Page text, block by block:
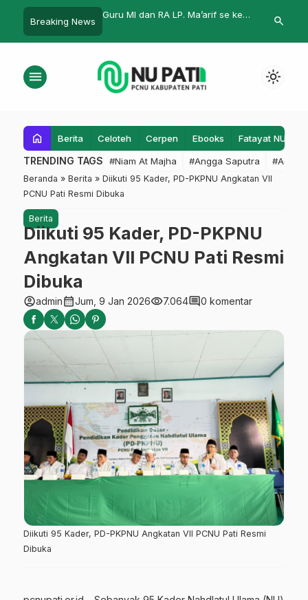
Breaking News
PELATIHAN
TINGKATKAN
100 Santri Pesantren Karang
GLM Ramadan
Pengurus
search
menu light_mode
home Berita Celoteh Cerpen Ebooks Fatayat NU
TRENDING TAGS #Niam At Majha #Angga Saputra #Admin
Beranda » Berita » Diikuti 95 Kader, PD-PKPNU Angkatan VII
PCNU Pati Resmi Dibuka
Berita
Diikuti 95 Kader, PD-PKPNU
Angkatan VII PCNU Pati Resmi
Dibuka
account_circleadmincalendar_monthJum, 9 Jan 2026visibility7.064comment0 komentar
Diikuti 95 Kader, PD-PKPNU Angkatan VII PCNU Pati Resmi
Dibuka